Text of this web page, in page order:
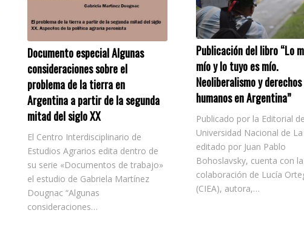
Documento especial Algunas
consideraciones sobre el
problema de la tierra en
Argentina a partir de la segunda
mitad del siglo XX
El Centro Interdisciplinario de
Estudios Agrarios edita dentro de
su serie «Documentos de trabajo»
el estudio de Gabriela Martínez
Dougnac “Algunas
consideraciones…
Publicación del libro “Lo
mío y lo tuyo es mío.
Neoliberalismo y derechos
humanos en Argentina”
Publicado por la Editorial
Universidad Nacional de
editado por Juan Pablo
Bohoslavsky, cuenta con la
colaboración de Lucía
(CIEA), autora,…